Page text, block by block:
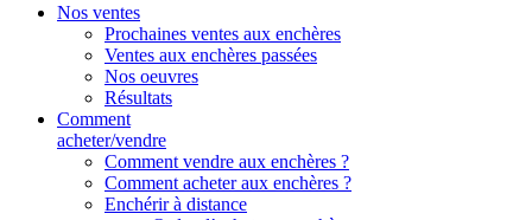
Nos ventes
Prochaines ventes aux enchères
Ventes aux enchères passées
Nos oeuvres
Résultats
Comment
acheter/vendre
Comment vendre aux enchères ?
Comment acheter aux enchères ?
Enchérir à distance